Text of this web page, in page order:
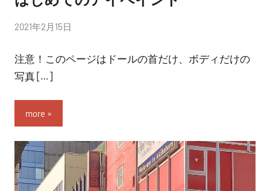
投
者:
nitchom
2021年2月15日
注意！このページはドールの首だけ、ボディだけの
写真 […]
more